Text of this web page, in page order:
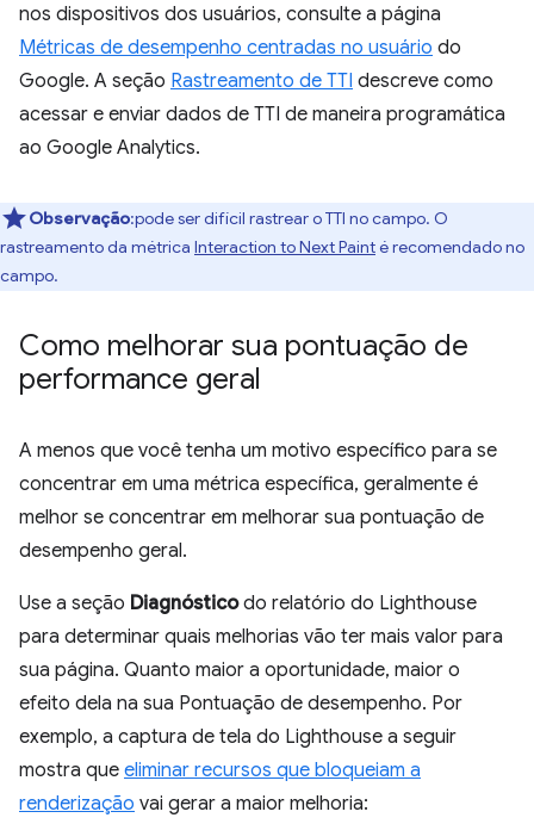
nos dispositivos dos usuários, consulte a página
Métricas de desempenho centradas no usuário do
Google. A seção Rastreamento de TTI descreve como
acessar e enviar dados de TTI de maneira programática
ao Google Analytics.
Observação:pode ser difícil rastrear o TTI no campo. O
rastreamento da métrica Interaction to Next Painté recomendado no
campo.
Como melhorar sua pontuação de
performance geral
A menos que você tenha um motivo específico para se
concentrar em uma métrica específica, geralmente é
melhor se concentrar em melhorar sua pontuação de
desempenho geral.
Use a seção Diagnósticodo relatório do Lighthouse
para determinar quais melhorias vão ter mais valor para
sua página. Quanto maior a oportunidade, maior o
efeito dela na sua Pontuação de desempenho. Por
exemplo, a captura de tela do Lighthouse a seguir
mostra que eliminar recursos que bloqueiam a
renderização vai gerar a maior melhoria: